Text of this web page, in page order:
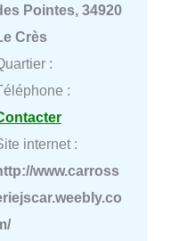
Pointes, 34920
Crès
:
:
internet :
www.carross